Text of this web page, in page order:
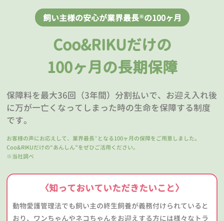
飼い主様の安心が業界最長※の100ヶ月
Coo&RIKUだけの
100ヶ月の長期保障
保障料を最大36回（3年間）分割払いで、お迎え入れ後
に万が一亡くなってしまった時の生命を保障する制度
です。
お客様の声にお応えして、業界最長 ※ となる100ヶ月の保障をご用意しました。
Coo&RIKUだけの“あんしん”をぜひご活用ください。
※当社調べ
〈知っておいていただきたいこと〉
動物愛護管理法でも飼い主の終生飼養が義務付けられていると
おり、ワンちゃんやネコちゃんをお迎えする方には様々なトラ